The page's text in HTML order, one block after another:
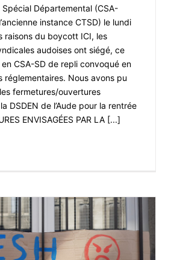
Spécial Départemental (CSA-
instance CTSD) le lundi
raisons du boycott ICI, les
audoises ont siégé, ce
CSA-SD de repli convoqué en
Nous avons pu
fermetures/ouvertures
DSDEN de l’Aude pour la rentrée
ENVISAGÉES PAR LA [...]